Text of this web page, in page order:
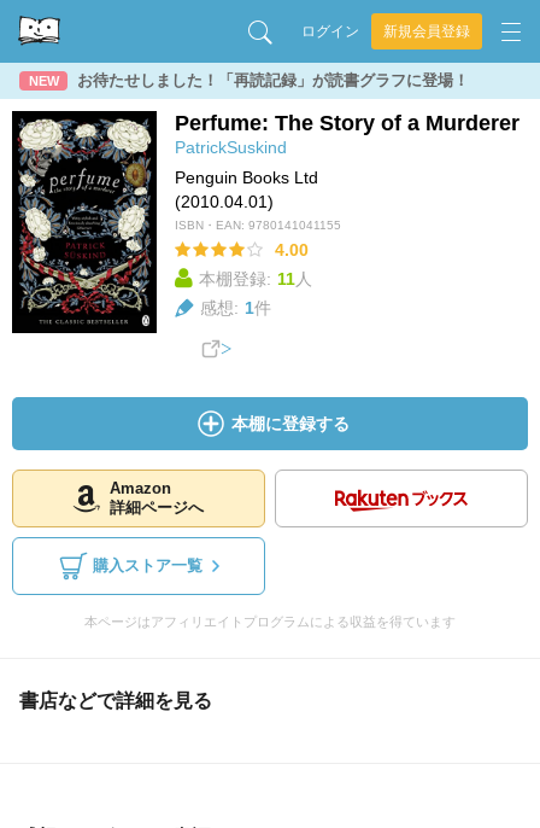
ログイン 新規会員登録
NEW お待たせしました！「再読記録」が読書グラフに登場！
Perfume: The Story of a Murderer
PatrickSuskind
Penguin Books Ltd
(2010.04.01)
ISBN・EAN: 9780141041155
4.00
本棚登録: 11人
感想: 1件
本棚に登録する
Amazon
詳細ページへ
購入ストア一覧
本ページはアフィリエイトプログラムによる収益を得ています
書店などで詳細を見る